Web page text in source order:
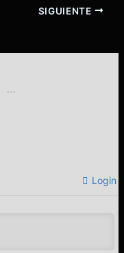
SIGUIENTE
Login